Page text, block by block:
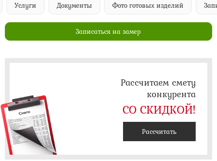
Услуги Документы Фото готовых изделий
Записаться на замер
Рассчитаем смету
конкурента
СО СКИДКОЙ!
Рассчитать